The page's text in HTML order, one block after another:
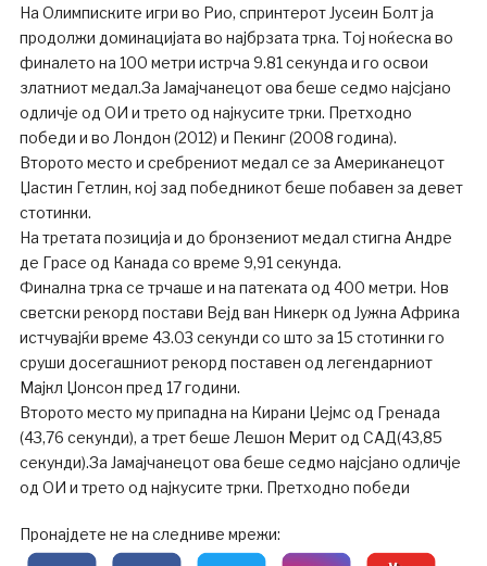
На Олимписките игри во Рио, спринтерот Јусеин Болт ја
продолжи доминацијата во најбрзата трка. Тој ноќеска во
финалето на 100 метри истрча 9.81 секунда и го освои
златниот медал.За Јамајчанецот ова беше седмо најсјано
одличје од ОИ и трето од најкусите трки. Претходно
победи и во Лондон (2012) и Пекинг (2008 година).
Второто место и сребрениот медал се за Американецот
Џастин Гетлин, кој зад победникот беше побавен за девет
стотинки.
На третата позиција и до бронзениот медал стигна Андре
де Грасе од Канада со време 9,91 секунда.
Финална трка се трчаше и на патеката од 400 метри. Нов
светски рекорд постави Вејд ван Никерк од Јужна Африка
истчувајќи време 43.03 секунди со што за 15 стотинки го
сруши досегашниот рекорд поставен од легендарниот
Мајкл Џонсон пред 17 години.
Второто место му припадна на Кирани Џејмс од Гренада
(43,76 секунди), а трет беше Лешон Мерит од САД(43,85
секунди).За Јамајчанецот ова беше седмо најсјано одличје
од ОИ и трето од најкусите трки. Претходно победи
Пронајдете не на следниве мрежи: